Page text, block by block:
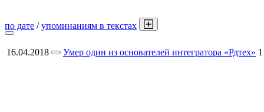
по дате /упоминаниям в текстах
16.04.2018 Умер один из основателей интегратора «Рдтех» 1